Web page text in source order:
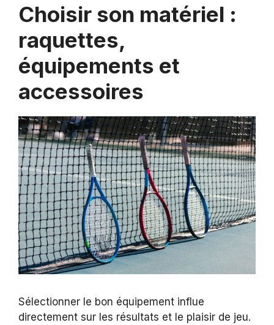
Choisir son matériel :
raquettes,
équipements et
accessoires
Sélectionner le bon équipement influe
directement sur les résultats et le plaisir de jeu.